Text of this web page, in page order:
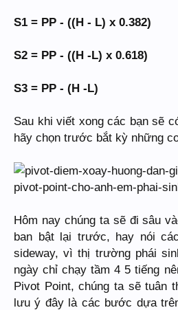
S1 = PP - ((H - L) x 0.382)
S2 = PP - ((H -L) x 0.618)
S3 = PP - (H -L)
Sau khi viết xong các bạn sẽ
hãy chọn trước bắt kỳ những
Hôm nay chúng ta sẽ đi sâu
ban bật lại trước, hay nói
sideway, vì thị trường phái
ngày chỉ chạy tầm 4 5 tiếng
Pivot Point, chúng ta sẽ tuân
lưu ý đây là các bước dựa